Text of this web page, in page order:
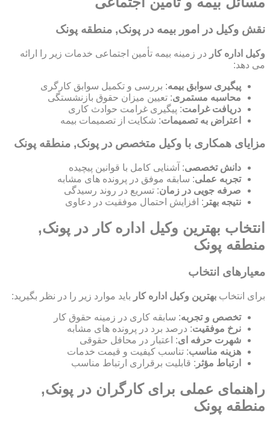
نقش وکیل در امور بیمه در پونک, منطقه پونک
وکیل اداره کار در زمینه بیمه تأمین اجتماعی خدمات زیر را ارائه
می دهد:
پیگیری سوابق بیمه: بررسی و تکمیل سوابق کارگری
محاسبه مستمری: تعیین میزان حقوق بازنشستگی
دریافت غرامت: پیگیری غرامت حوادث کاری
اعتراض به تصمیمات: شکایت از تصمیمات بیمه
مزایای همکاری با وکیل متخصص در پونک, منطقه پونک
دانش تخصصی: آشنایی کامل با قوانین پیچیده
تجربه عملی: سابقه موفق در پرونده های مشابه
صرفه جویی در زمان: تسریع در روند رسیدگی
نتیجه بهتر : افزایش احتمال موفقیت در دعاوی
انتخاب بهترین وکیل اداره کار در پونک,
منطقه پونک
معیارهای انتخاب
برای انتخاب بهترین وکیل اداره کار باید موارد زیر را در نظر بگیرید:
تخصص و تجربه: سابقه کاری در زمینه حقوق کار
نرخ موفقیت: درصد برد در پرونده های مشابه
شهرت حرفه ای: اعتبار در محافل حقوقی
هزینه مناسب: تناسب کیفیت و قیمت خدمات
ارتباط مؤثر : قابلیت برقراری ارتباط مناسب
راهنمای عملی برای کارگران در پونک,
منطقه پونک